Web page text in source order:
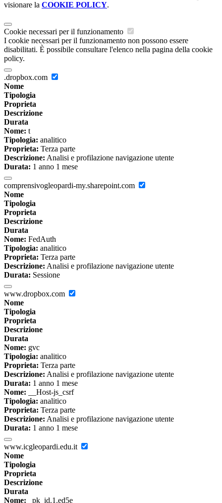
visionare la COOKIE POLICY.
Cookie necessari per il funzionamento
I cookie necessari per il funzionamento non possono essere
disabilitati. È possibile consultare l'elenco nella pagina della cookie
policy.
.dropbox.com
Nome
Tipologia
Proprieta
Descrizione
Durata
Nome: t
Tipologia: analitico
Proprieta: Terza parte
Descrizione: Analisi e profilazione navigazione utente
Durata: 1 anno 1 mese
comprensivogleopardi-my.sharepoint.com
Nome
Tipologia
Proprieta
Descrizione
Durata
Nome: FedAuth
Tipologia: analitico
Proprieta: Terza parte
Descrizione: Analisi e profilazione navigazione utente
Durata: Sessione
www.dropbox.com
Nome
Tipologia
Proprieta
Descrizione
Durata
Nome: gvc
Tipologia: analitico
Proprieta: Terza parte
Descrizione: Analisi e profilazione navigazione utente
Durata: 1 anno 1 mese
Nome: __Host-js_csrf
Tipologia: analitico
Proprieta: Terza parte
Descrizione: Analisi e profilazione navigazione utente
Durata: 1 anno 1 mese
www.icgleopardi.edu.it
Nome
Tipologia
Proprieta
Descrizione
Durata
Nome: _pk_id.1.ed5e